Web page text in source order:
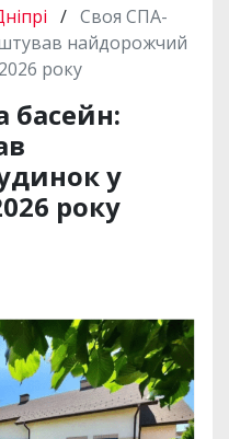
/ Своя СПА-
найдорожчий
року
басейн:
у
року